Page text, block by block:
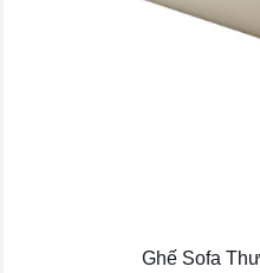
Ghế Sofa